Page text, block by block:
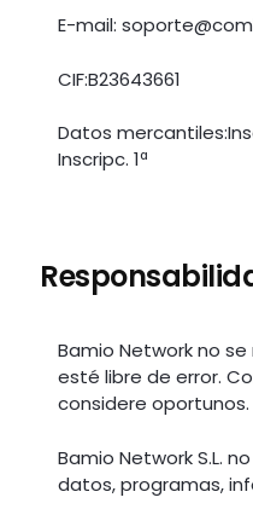
E-mail:
CIF:B23643661
Datos
Inscripc. 1ª
Bamio Network no
esté libre de error.
considere oportunos.
Bamio Network S.L.
datos, programas,